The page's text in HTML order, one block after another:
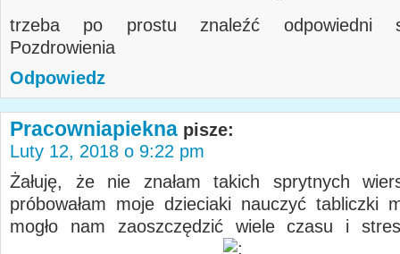
trzeba po prostu znaleźć odpowiedni
Pozdrowienia
Odpowiedz
Pracowniapiekna pisze:
Luty 12, 2018 o 9:22 pm
Żałuję, że nie znałam takich sprytnych
próbowałam moje dzieciaki nauczyć tabliczki
mogło nam zaoszczędzić wiele czasu i